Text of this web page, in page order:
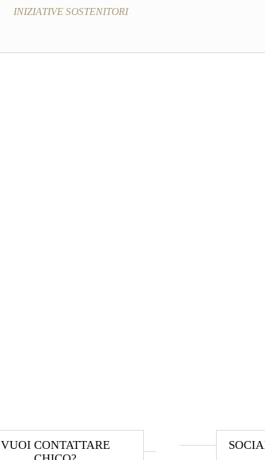
INIZIATIVE SOSTENITORI
VUOI CONTATTARE